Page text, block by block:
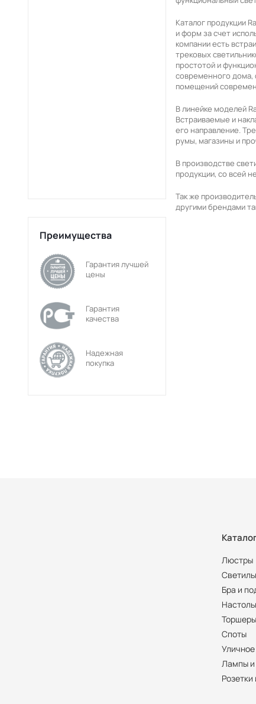
Каталог продукции
и форм за счет
компании есть
трековых
простотой и
современного дома,
помещений
В линейке моделей
Встраиваемые и
его направление.
румы, магазины и
В производстве
продукции, со всей
Так же
другими брендами
Преимущества
Гарантия лучшей
цены
Гарантия
качества
Надежная
покупка
Люстры
Бра и
Торшеры
Споты
Лампы